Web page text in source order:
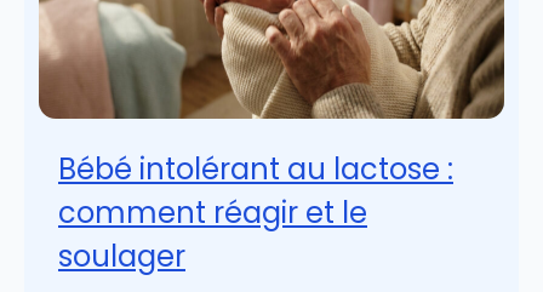
Bébé intolérant au lactose :
comment réagir et le
soulager